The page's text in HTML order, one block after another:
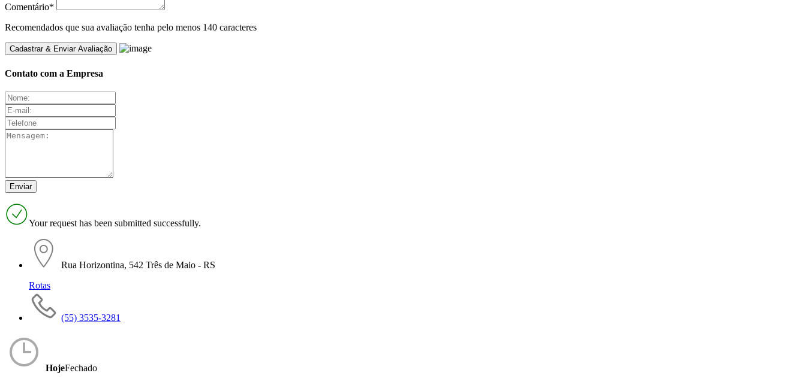
Comentário*
Recomendados que sua avaliação tenha pelo menos 140 caracteres
Contato com a Empresa
Your request has been submitted successfully.
Rua Horizontina, 542 Três de Maio - RS
Rotas
(55) 3535-3281
HojeFechado